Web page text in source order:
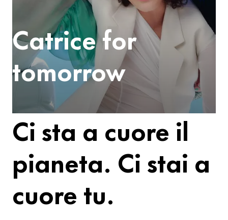
Catrice for
tomorrow
Ci sta a cuore il
pianeta. Ci stai a
cuore tu.